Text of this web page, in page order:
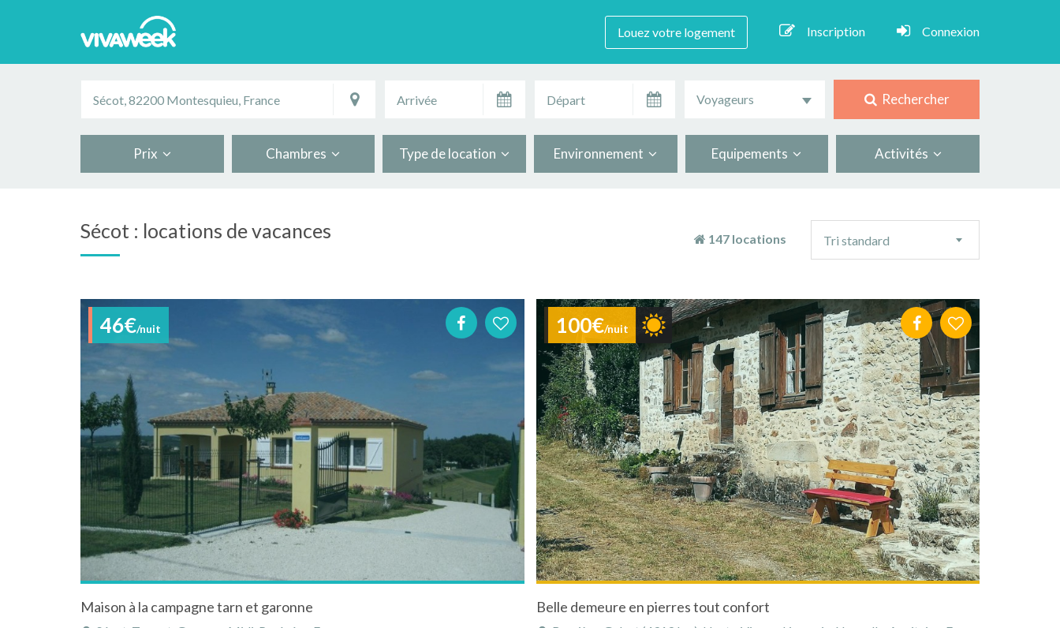
Louez votre logement Inscription Connexion
Voyageurs Rechercher
Prix Chambres Type de location Environnement Equipements Activités
Sécot : locations de vacances 147 locations
tri
Tri standard
46€/nuit
Maison à la campagne tarn et garonne
100€/nuit
Belle demeure en pierres tout confort